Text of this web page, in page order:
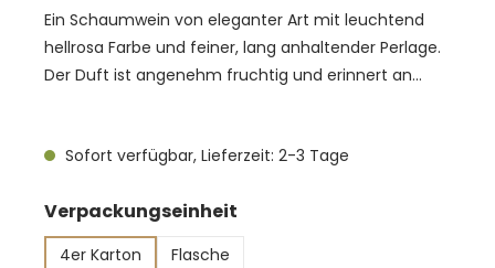
Ein Schaumwein von eleganter Art mit leuchtend
hellrosa Farbe und feiner, lang anhaltender Perlage.
Der Duft ist angenehm fruchtig und erinnert an
und hinterlässt ein herrlich fruchtiges Mundgefühl.
Motivo rosé als wunderbarer Aperitif oder Begleiter
für die Vorspeise.
Sofort verfügbar, Lieferzeit: 2-3 Tage
Verpackungseinheit
4er Karton Flasche